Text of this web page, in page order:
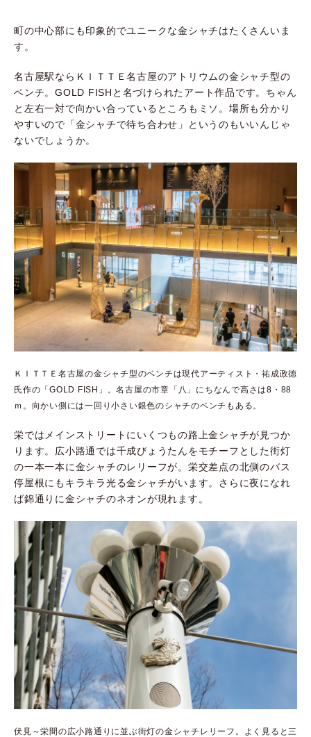
町の中心部にも印象的でユニークな金シャチはたくさんいま
す。
名古屋駅ならＫＩＴＴＥ名古屋のアトリウムの金シャチ型の
ベンチ。 GOLD FISH と名づけられたアート作品です。ちゃん
と左右一対で向かい合っているところもミソ。場所も分かり
やすいので「金シャチで待ち合わせ」というのもいいんじゃ
ないでしょうか。
ＫＩＴＴＥ名古屋の金シャチ型のベンチは現代アーティスト・祐成政徳
氏作の「GOLD FISH」。名古屋の市章「八」にちなんで高さは8・88
ｍ。向かい側には一回り小さい銀色のシャチのベンチもある。
栄ではメインストリートにいくつもの路上金シャチが見つか
ります。広小路通では千成びょうたんをモチーフとした街灯
の一本一本に金シャチのレリーフが。栄交差点の北側のバス
停屋根にもキラキラ光る金シャチがいます。さらに夜になれ
ば錦通りに金シャチのネオンが現れます。
伏見～栄間の広小路通りに並ぶ街灯の金シャチレリーフ。よく見ると三